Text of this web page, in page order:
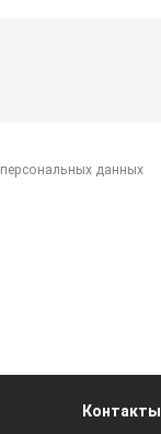
персональных данных
Контакты